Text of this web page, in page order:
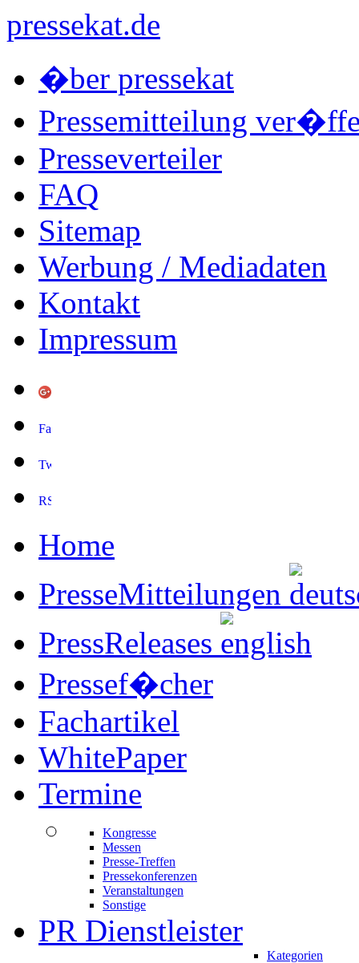
pressekat.de
�ber pressekat
Pressemitteilung
Presseverteiler
FAQ
Sitemap
Werbung / Mediadaten
Kontakt
Impressum
Home
PresseMitteilungen
PressReleases
Pressef�cher
Fachartikel
WhitePaper
Termine
Kongresse
Messen
Presse-Treffen
Pressekonferenzen
Veranstaltungen
Sonstige
PR Dienstleister
Kategorien